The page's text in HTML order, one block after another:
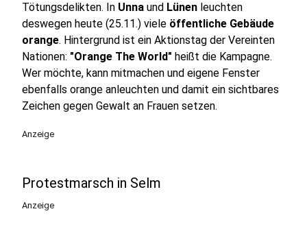
Tötungsdelikten. In Unna und Lünen leuchten
deswegen heute (25.11.) viele öffentliche Gebäude
orange. Hintergrund ist ein Aktionstag der Vereinten
Nationen: "Orange The World" heißt die Kampagne.
Wer möchte, kann mitmachen und eigene Fenster
ebenfalls orange anleuchten und damit ein sichtbares
Zeichen gegen Gewalt an Frauen setzen.
Anzeige
Protestmarsch in Selm
Anzeige